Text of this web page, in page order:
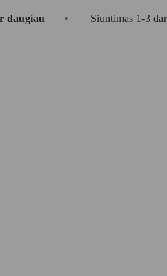
• Siuntimas 1-3 darbo dienos